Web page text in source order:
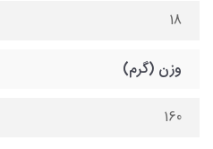
18
وزن (گرم)
160